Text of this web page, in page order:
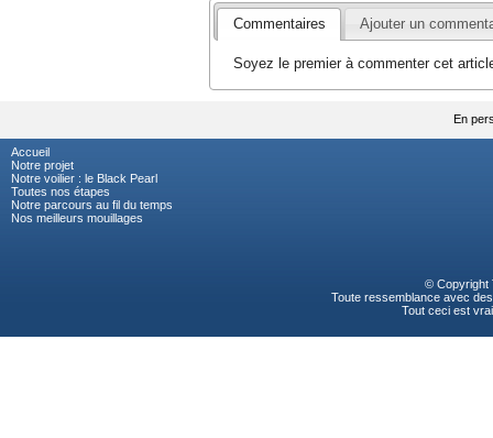
Commentaires Ajouter un
Soyez le premier à commenter cet
En
Accueil
Notre projet
Notre voilier : le Black Pearl
Toutes nos étapes
Notre parcours au fil du temps
Nos meilleurs mouillages
© Copyright
Toute ressemblance avec
Tout ceci est